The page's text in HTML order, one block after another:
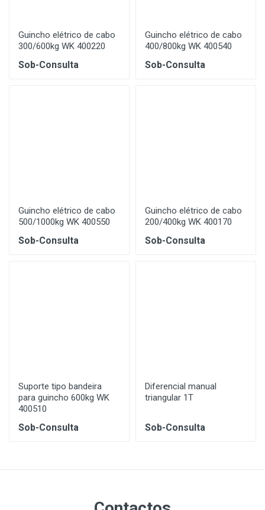
Guincho elétrico de cabo
300/600kg WK 400220
Sob-Consulta
Guincho elétrico de cabo
400/800kg WK 400540
Sob-Consulta
Guincho elétrico de cabo
500/1000kg WK 400550
Sob-Consulta
Guincho elétrico de cabo
200/400kg WK 400170
Sob-Consulta
Suporte tipo bandeira
para guincho 600kg WK
400510
Sob-Consulta
Diferencial manual
triangular 1T
Sob-Consulta